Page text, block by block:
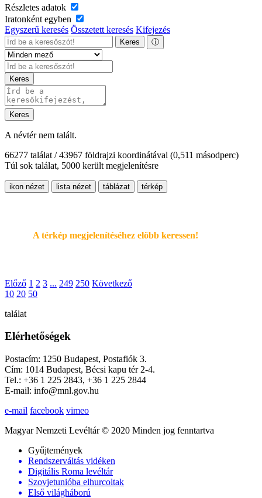
Részletes adatok
Iratonként egyben
Egyszerű keresés Összetett keresés Kifejezés
Keres ⓘ
Keres
Keres
A névtér nem talált.
66277 találat / 43967 földrajzi koordinátával (0,511 másodperc)
Túl sok találat, 5000 került megjelenítésre
ikon nézet lista nézet táblázat térkép
A térkép megjelenítéséhez elöbb keressen!
Előző 1 2 3 ... 249 250 Következő
10 20 50
találat
Elérhetőségek
Postacím: 1250 Budapest, Postafiók 3.
Cím: 1014 Budapest, Bécsi kapu tér 2-4.
Tel.: +36 1 225 2843, +36 1 225 2844
E-mail: info@mnl.gov.hu
e-mail facebook vimeo
Magyar Nemzeti Levéltár © 2020 Minden jog fenntartva
Gyűjtemények
Rendszerváltás vidéken
Digitális Roma levéltár
Szovjetunióba elhurcoltak
Első világháború